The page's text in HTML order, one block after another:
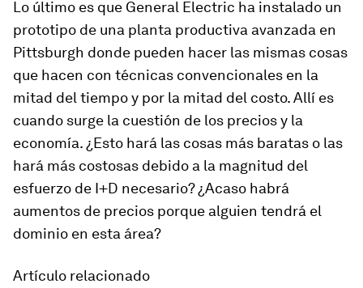
Lo último es que General Electric ha instalado un
prototipo de una planta productiva avanzada en
Pittsburgh donde pueden hacer las mismas cosas
que hacen con técnicas convencionales en la
mitad del tiempo y por la mitad del costo. Allí es
cuando surge la cuestión de los precios y la
economía. ¿Esto hará las cosas más baratas o las
hará más costosas debido a la magnitud del
esfuerzo de I+D necesario? ¿Acaso habrá
aumentos de precios porque alguien tendrá el
dominio en esta área?
Artículo relacionado